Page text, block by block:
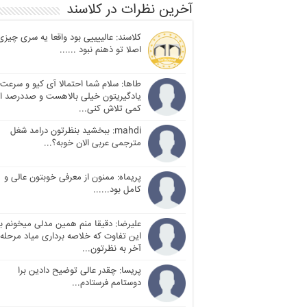
آخرین نظرات در کلاسند
کلاسند: عالییییی بود واقعا یه سری
اصلا تو ذهنم نبود ......
طاها: سلام شما احتمالا آی کیو و سرعت
یادگیریتون خیلی بالاهست و صددرصد
کمی تلاش کنی...
mahdi: ببخشید بنظرتون درامد شغل
مترجمی عربی الان خوبه؟...
پریماه: ممنون از معرفی خوبتون عالی و
کامل بود......
علیرضا: دقیقا منم همین مدلی میخونم
این تفاوت که خلاصه برداری میاد مرحله
آخر به نظرتون...
پریسا: چقدر عالی توضیح دادین برا
دوستامم فرستادم...